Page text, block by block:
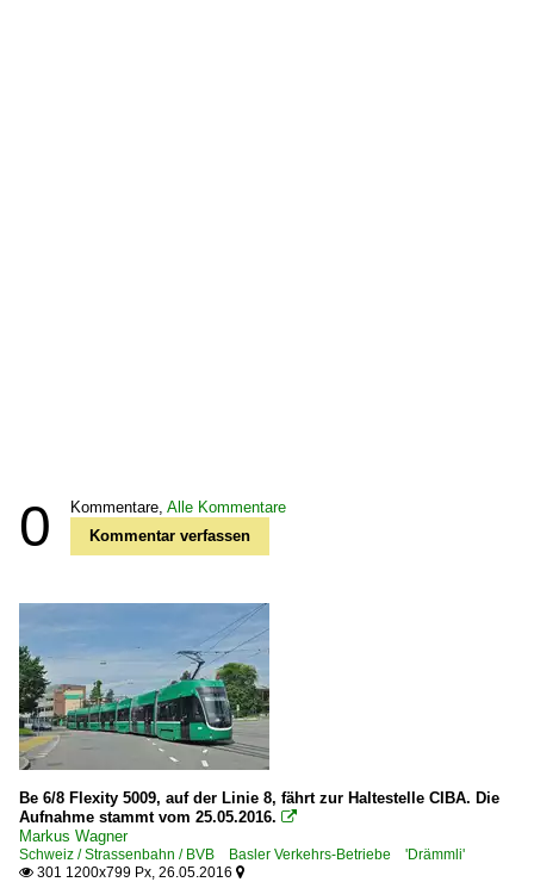
0 Kommentare, Alle Kommentare
Kommentar verfassen
Be 6/8 Flexity 5009, auf der Linie 8, fährt zur Haltestelle CIBA. Die
Aufnahme stammt vom 25.05.2016. 
Markus Wagner
Schweiz / Strassenbahn / BVB Basler Verkehrs-Betriebe 'Drämmli'
 301 1200x799 Px, 26.05.2016 